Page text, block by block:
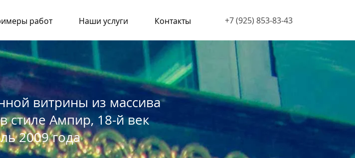
работ Наши услуги Контакты ‭+7 (925) 853-83-43‬
витрины из массива
стиле Ампир, 18-й век
2009 года